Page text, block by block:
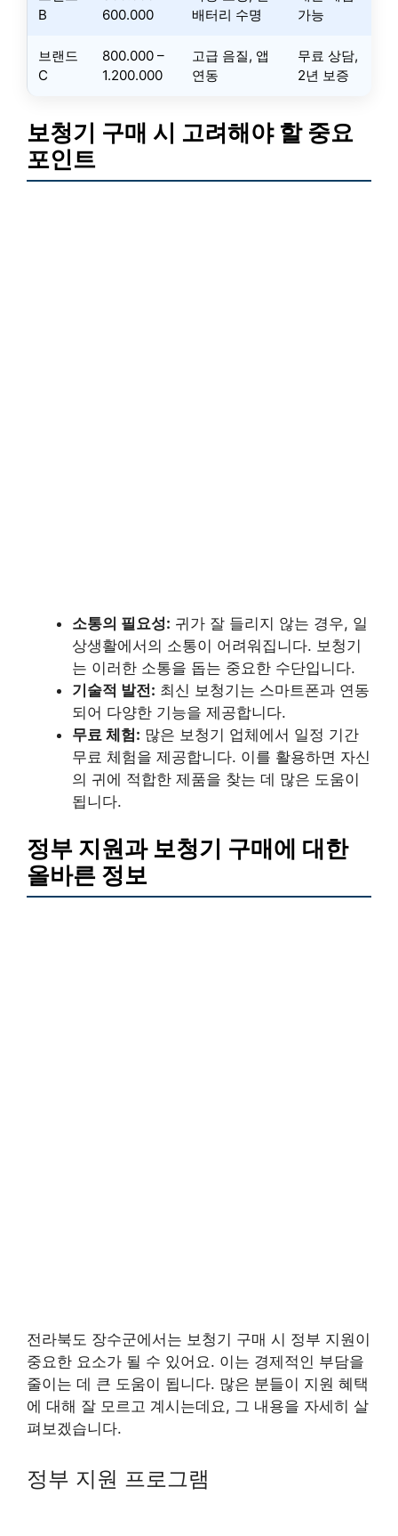
B
600.000
배터리 수명
가능
브랜드
C
800.000 –
1.200.000
고급 음질, 앱
연동
무료 상담,
2년 보증
보청기 구매 시 고려해야 할 중요
포인트
소통의 필요성: 귀가 잘 들리지 않는 경우, 일
상생활에서의 소통이 어려워집니다. 보청기
는 이러한 소통을 돕는 중요한 수단입니다.
기술적 발전: 최신 보청기는 스마트폰과 연동
되어 다양한 기능을 제공합니다.
무료 체험: 많은 보청기 업체에서 일정 기간
무료 체험을 제공합니다. 이를 활용하면 자신
의 귀에 적합한 제품을 찾는 데 많은 도움이
됩니다.
정부 지원과 보청기 구매에 대한
올바른 정보
전라북도 장수군에서는 보청기 구매 시 정부 지원이
중요한 요소가 될 수 있어요. 이는 경제적인 부담을
줄이는 데 큰 도움이 됩니다. 많은 분들이 지원 혜택
에 대해 잘 모르고 계시는데요, 그 내용을 자세히 살
펴보겠습니다.
정부 지원 프로그램